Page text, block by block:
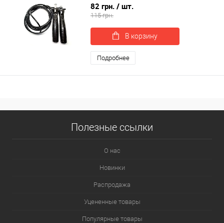
фитнеса 260 см OSPORT (MS 3299-1)
82 грн. / шт.
115 грн.
В корзину
Подробнее
Полезные ссылки
О нас
Новинки
Распродажа
Уцененные товары
Популярные товары